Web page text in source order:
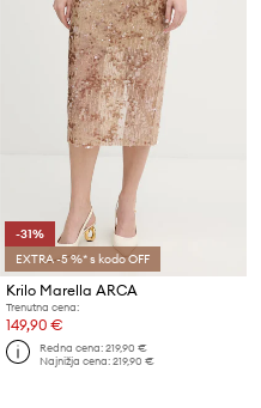
-31%
EXTRA -5 %* s kodo OFF
Krilo Marella ARCA
Trenutna cena:
149,90 €
Redna cena:219,90 €
Najnižja cena:219,90 €